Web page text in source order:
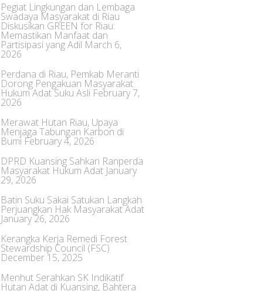
Pegiat Lingkungan dan Lembaga
Swadaya Masyarakat di Riau
Diskusikan GREEN for Riau:
Memastikan Manfaat dan
Partisipasi yang Adil March 6,
2026
Perdana di Riau, Pemkab Meranti
Dorong Pengakuan Masyarakat
Hukum Adat Suku Asli February 7,
2026
Merawat Hutan Riau, Upaya
Menjaga Tabungan Karbon di
Bumi February 4, 2026
DPRD Kuansing Sahkan Ranperda
Masyarakat Hukum Adat January
29, 2026
Batin Suku Sakai Satukan Langkah
Perjuangkan Hak Masyarakat Adat
January 26, 2026
Kerangka Kerja Remedi Forest
Stewardship Council (FSC)
December 15, 2025
Menhut Serahkan SK Indikatif
Hutan Adat di Kuansing, Bahtera